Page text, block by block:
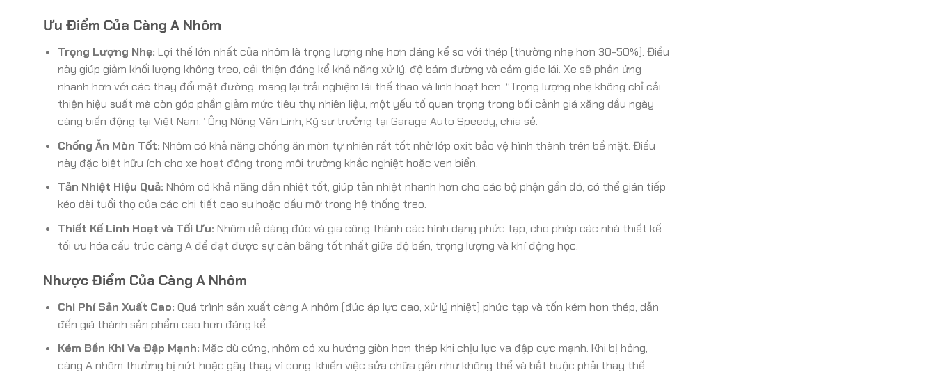
Ưu Điểm Của Càng A Nhôm
Trọng Lượng Nhẹ: Lợi thế lớn nhất của nhôm là trọng lượng nhẹ hơn đáng kể so với thép (thường nhẹ hơn 30-50%). Điều
này giúp giảm khối lượng không treo, cải thiện đáng kể khả năng xử lý, độ bám đường và cảm giác lái. Xe sẽ phản ứng
nhanh hơn với các thay đổi mặt đường, mang lại trải nghiệm lái thể thao và linh hoạt hơn. “Trọng lượng nhẹ không chỉ cải
thiện hiệu suất mà còn góp phần giảm mức tiêu thụ nhiên liệu, một yếu tố quan trọng trong bối cảnh giá xăng dầu ngày
càng biến động tại Việt Nam,” Ông Nông Văn Linh, Kỹ sư trưởng tại Garage Auto Speedy, chia sẻ.
Chống Ăn Mòn Tốt: Nhôm có khả năng chống ăn mòn tự nhiên rất tốt nhờ lớp oxit bảo vệ hình thành trên bề mặt. Điều
này đặc biệt hữu ích cho xe hoạt động trong môi trường khắc nghiệt hoặc ven biển.
Tản Nhiệt Hiệu Quả: Nhôm có khả năng dẫn nhiệt tốt, giúp tản nhiệt nhanh hơn cho các bộ phận gần đó, có thể gián tiếp
kéo dài tuổi thọ của các chi tiết cao su hoặc dầu mỡ trong hệ thống treo.
Thiết Kế Linh Hoạt và Tối Ưu: Nhôm dễ dàng đúc và gia công thành các hình dạng phức tạp, cho phép các nhà thiết kế
tối ưu hóa cấu trúc càng A để đạt được sự cân bằng tốt nhất giữa độ bền, trọng lượng và khí động học.
Nhược Điểm Của Càng A Nhôm
Chi Phí Sản Xuất Cao: Quá trình sản xuất càng A nhôm (đúc áp lực cao, xử lý nhiệt) phức tạp và tốn kém hơn thép, dẫn
đến giá thành sản phẩm cao hơn đáng kể.
Kém Bền Khi Va Đập Mạnh: Mặc dù cứng, nhôm có xu hướng giòn hơn thép khi chịu lực va đập cực mạnh. Khi bị hỏng,
càng A nhôm thường bị nứt hoặc gãy thay vì cong, khiến việc sửa chữa gần như không thể và bắt buộc phải thay thế.